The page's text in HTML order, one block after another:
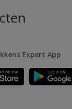
Expert App